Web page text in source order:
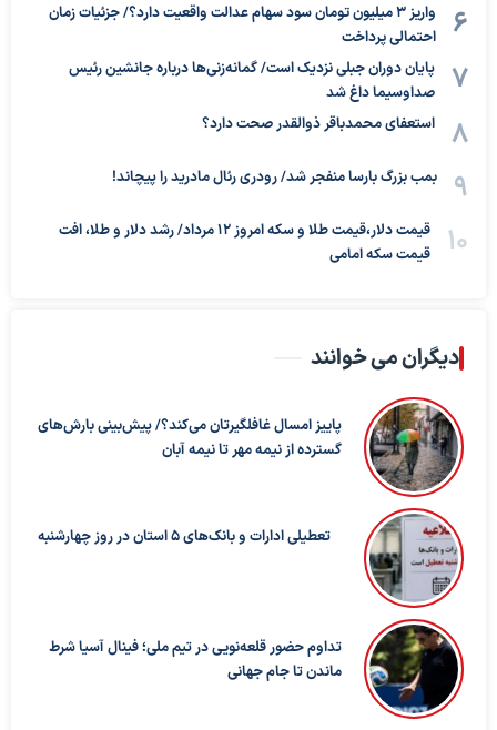
واریز ۳ میلیون تومان سود سهام عدالت واقعیت دارد؟/ جزئیات زمان
احتمالی پرداخت
پایان دوران جبلی نزدیک است/ گمانه‌زنی‌ها درباره جانشین رئیس
صداوسیما داغ شد
استعفای محمدباقر ذوالقدر صحت دارد؟
بمب بزرگ بارسا منفجر شد/ رودری رئال مادرید را پیچاند!
قیمت دلار،قیمت طلا و سکه امروز ۱۲ مرداد/ رشد دلار و طلا، افت
قیمت سکه امامی
دیگران می خوانند
پاییز امسال غافلگیرتان می‌کند؟/ پیش‌بینی بارش‌های
گسترده از نیمه مهر تا نیمه آبان
تعطیلی ادارات و بانک‌های ۵ استان در روز چهارشنبه
تداوم حضور قلعه‌نویی در تیم ملی؛ فینال آسیا شرط
ماندن تا جام جهانی